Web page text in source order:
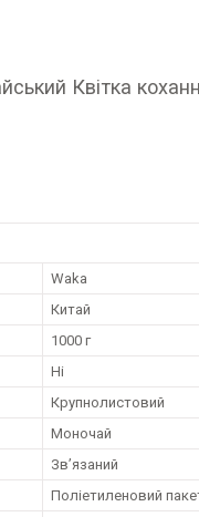
Квітка
Waka
Китай
1000 г
Ні
Крупнолистовий
Моночай
Звʼязаний
Поліетиленовий